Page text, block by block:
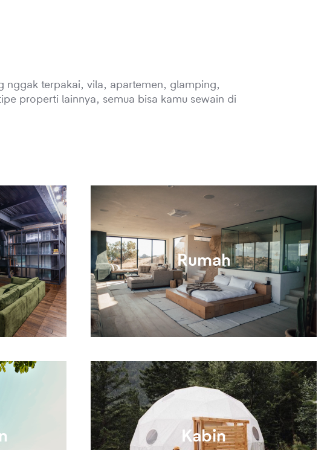
nggak terpakai, vila, apartemen, glamping,
properti lainnya, semua bisa kamu sewain di
Rumah
Kabin